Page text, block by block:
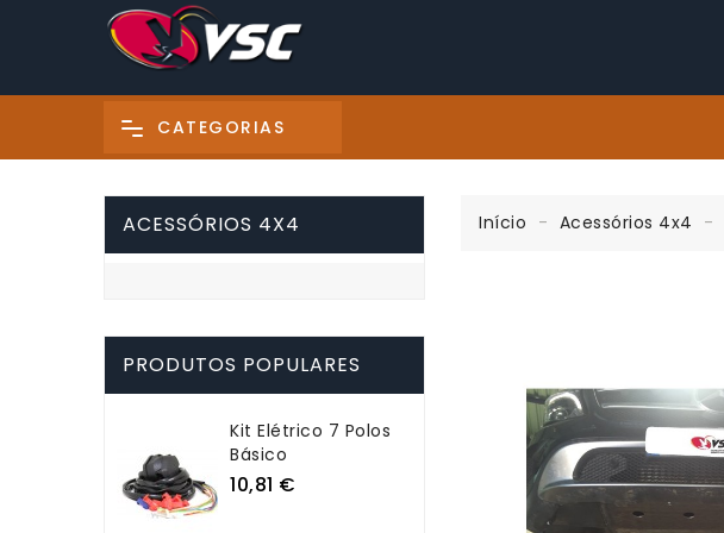
CATEGORIAS
ACESSÓRIOS 4X4
PRODUTOS POPULARES
Kit Elétrico 7 Polos
Básico
Preço
10,81 €
Início Acessórios 4x4